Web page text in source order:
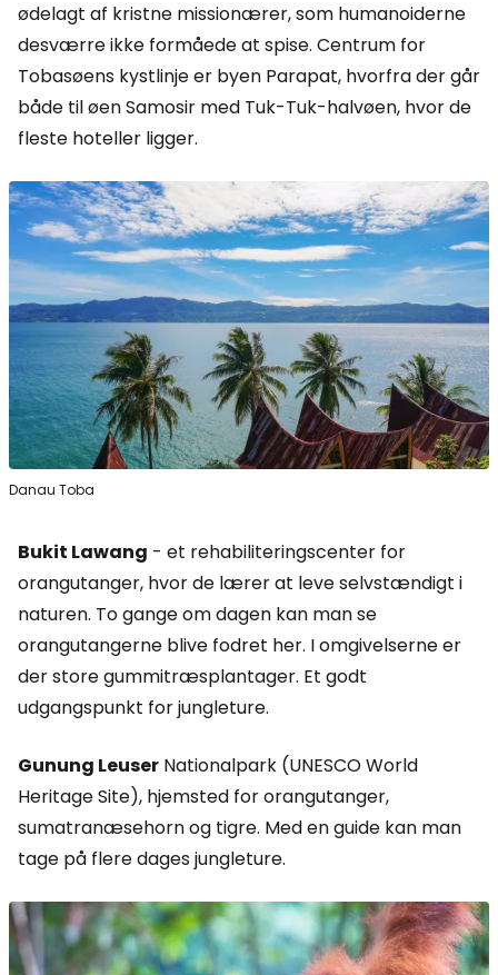
ødelagt af kristne missionærer, som humanoiderne
desværre ikke formåede at spise. Centrum for
Tobasøens kystlinje er byen Parapat, hvorfra der går
både til øen Samosir med Tuk-Tuk-halvøen, hvor de
fleste hoteller ligger.
Danau Toba
Bukit Lawang - et rehabiliteringscenter for
orangutanger, hvor de lærer at leve selvstændigt i
naturen. To gange om dagen kan man se
orangutangerne blive fodret her. I omgivelserne er
der store gummitræsplantager. Et godt
udgangspunkt for jungleture.
Gunung Leuser Nationalpark (UNESCO World
Heritage Site), hjemsted for orangutanger,
sumatranæsehorn og tigre. Med en guide kan man
tage på flere dages jungleture.